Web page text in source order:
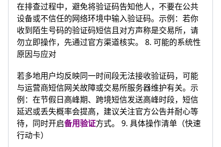
在排查过程中，避免将验证码告知他人，不要在公共
设备或不信任的网络环境中输入验证码。示例：若你
收到陌生号码的验证码短信且对方声称是交易所，请
勿立即操作，先通过官方渠道核实。 8. 可能的系统性
原因与应对
若多地用户均反映同一时间段无法接收验证码，可能
与运营商短信网关故障或交易所服务器维护有关。示
例：在节假日高峰期、跨境短信发送高峰时段，短信
延迟或丢失概率会提高，建议关注官方公告并耐心等
待，同时开启备用验证方式。 9. 具体操作清单（快速
行动卡）